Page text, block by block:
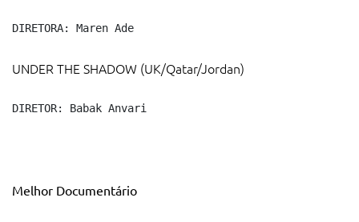
DIRETORA: Maren Ade
UNDER THE SHADOW (UK/Qatar/Jordan)
DIRETOR: Babak Anvari
Melhor Documentário